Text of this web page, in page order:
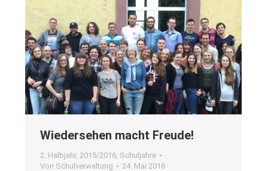
Wie­der­se­hen macht Freu­de!
2. Halbjahr, 2015/2016 Schuljahre
Von Schulverwaltung 24. Mai 2016